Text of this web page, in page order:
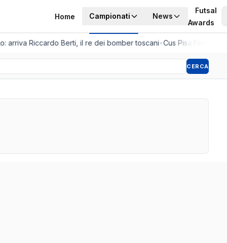
Home Campionati News
Futsal
Awards
Riccardo Berti, il re dei bomber toscani•Cus Pisa
CERCA